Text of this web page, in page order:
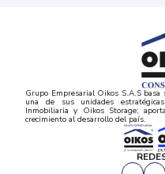
Grupo Empresarial Oikos S.A.S basa
una de sus unidades
Inmobiliaria y Oikos Storage;
crecimiento al desarrollo del país.